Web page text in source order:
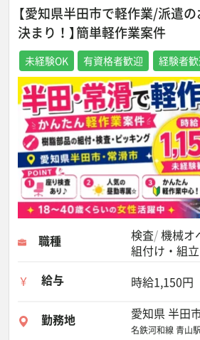
【愛知県半田市で軽作業/派遣
決まり！】簡単軽作業案件
未経験OK 有資格者歓迎 経験者
職種 検査 機械オ
組付け・組立
給与
時給1,150円
勤務地 愛知県 半田
名鉄河和線 青山